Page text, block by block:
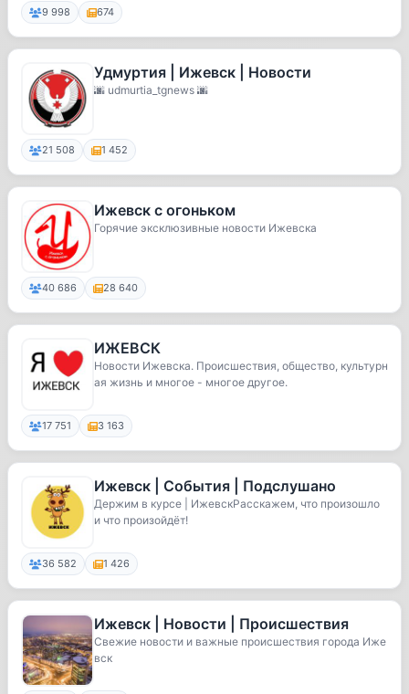
9 998 674
Удмуртия | Ижевск | Новости
🌆 udmurtia_tgnews 🌆
21 508 1 452
Ижевск с огоньком
Горячие эксклюзивные новости Ижевска
40 686 28 640
ИЖЕВСК
Новости Ижевска. Происшествия, общество, культурн
ая жизнь и многое - многое другое.
17 751 3 163
Ижевск | События | Подслушано
Держим в курсе | ИжевскРасскажем, что произошло
и что произойдёт!
36 582 1 426
Ижевск | Новости | Происшествия
Свежие новости и важные происшествия города Иже
вск